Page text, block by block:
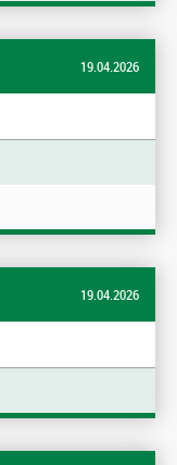
19.04.2026
19.04.2026